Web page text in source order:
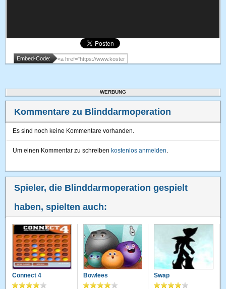
Embed-Code:
WERBUNG
Kommentare zu Blinddarmoperation
Es sind noch keine Kommentare vorhanden.
Um einen Kommentar zu schreiben kostenlos anmelden.
Spieler, die Blinddarmoperation gespielt
haben, spielten auch:
Connect 4 Bowlees Swap